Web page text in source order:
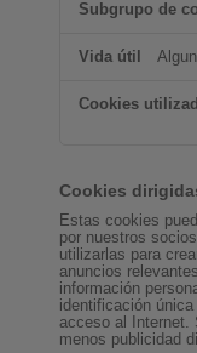
Cookies
Estas cookies
por nuestros
utilizarlas para
anuncios
información
identificación
acceso al Internet.
menos publicidad